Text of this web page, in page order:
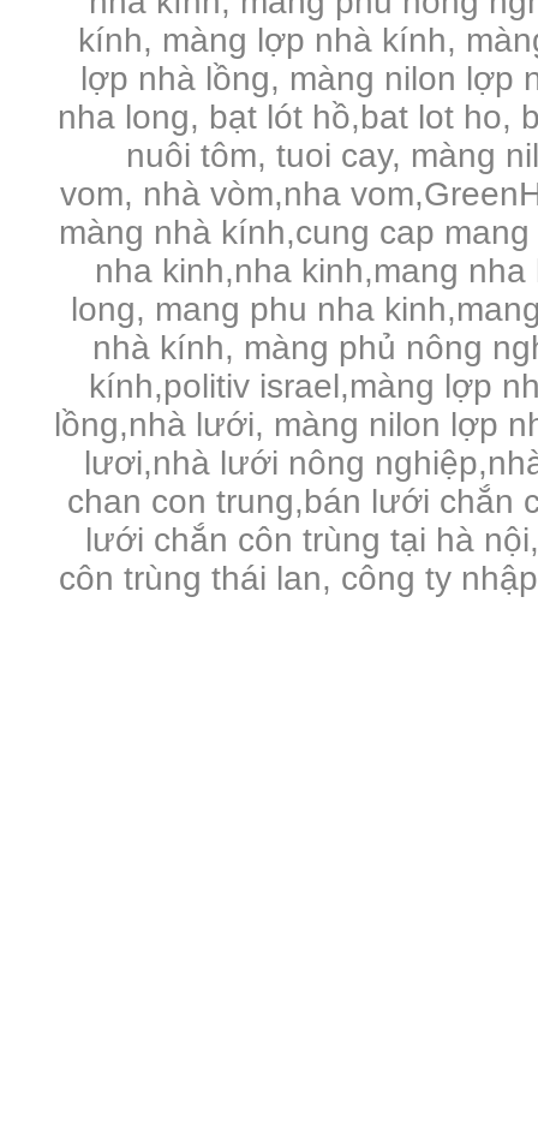
kính, màng lợp nhà kính,
lợp nhà lồng, màng nilon lợp
nha long, bạt lót hồ,bat lot ho,
nuôi tôm, tuoi cay, màng
vom, nhà vòm,nha
màng nhà kính,cung cap
nha kinh,nha kinh,mang
long, mang phu nha
nhà kính, màng phủ nông
kính,politiv israel,màng lợp
lồng,nhà lưới, màng nilon lợp
lươi,nhà lưới nông
chan con trung,bán lưới chắn
lưới chắn côn trùng tại hà
côn trùng thái lan, công ty